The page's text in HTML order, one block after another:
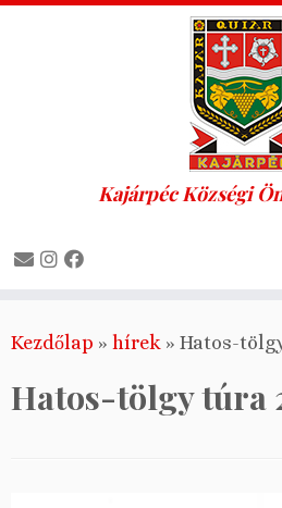
to
Kajárpéc Községi
Kezdőlap » hírek » Hatos-
Hatos-tölgy túra